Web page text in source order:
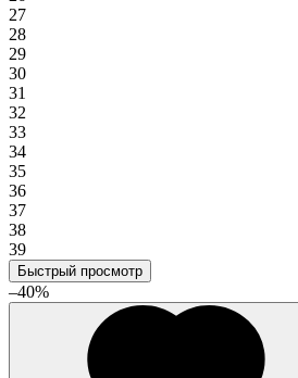
27
28
29
30
31
32
33
34
35
36
37
38
39
Быстрый просмотр
–40%